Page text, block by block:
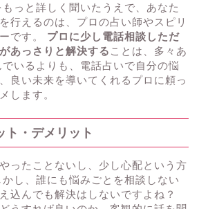
っと詳しく聞いたうえで、あなた
行えるのは、プロの占い師やスピリ
です。 プロに少し電話相談しただ
あっさりと解決する ことは、多々あ
いるよりも、電話占いで自分の悩
良い未来を導いてくれるプロに頼っ
します。
ト・デメリット
ったことないし、少し心配という方
し、誰にも悩みごとを相談しない
込んでも解決はしないですよね？